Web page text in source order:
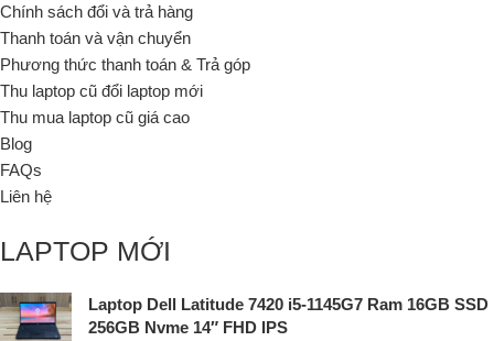
Chính sách đổi và trả hàng
Thanh toán và vận chuyển
Phương thức thanh toán & Trả góp
Thu laptop cũ đổi laptop mới
Thu mua laptop cũ giá cao
Blog
FAQs
Liên hệ
LAPTOP MỚI
Laptop Dell Latitude 7420 i5-1145G7 Ram 16GB SSD
256GB Nvme 14″ FHD IPS